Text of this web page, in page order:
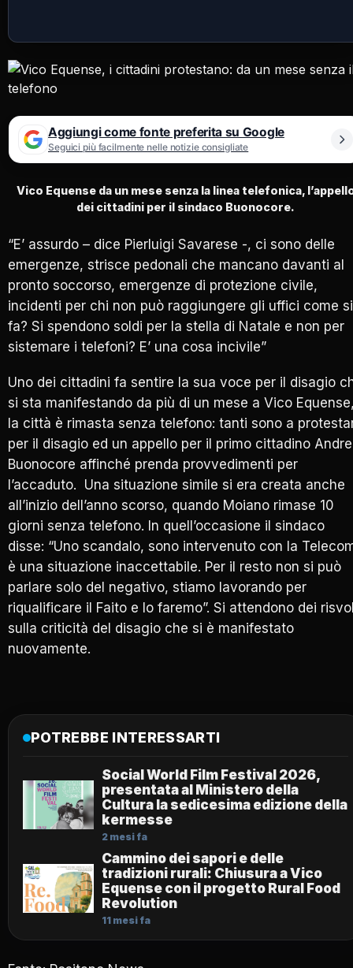
Aggiungi come fonte preferita su Google
Seguici più facilmente nelle notizie consigliate
Vico Equense da un mese senza la linea telefonica,
dei cittadini per il sindaco Buonocore.
“E’ assurdo – dice Pierluigi Savarese -, ci sono delle
emergenze, strisce pedonali che mancano davanti al
pronto soccorso, emergenze di protezione civile,
incidenti per chi non può raggiungere gli uffici come si
fa? Si spendono soldi per la stella di Natale e non per
sistemare i telefoni? E’ una cosa incivile”
Uno dei cittadini fa sentire la sua voce per il disagio
si sta manifestando da più di un mese a Vico
la città è rimasta senza telefono: tanti sono a
per il disagio ed un appello per il primo cittadino
Buonocore affinché prenda provvedimenti per
l’accaduto. Una situazione simile si era creata anche
all’inizio dell’anno scorso, quando Moiano rimase 10
giorni senza telefono. In quell’occasione il sindaco
disse: “Uno scandalo, sono intervenuto con la
è una situazione inaccettabile. Per il resto non si può
parlare solo del negativo, stiamo lavorando per
riqualificare il Faito e lo faremo”. Si attendono dei
sulla criticità del disagio che si è manifestato
nuovamente.
POTREBBE INTERESSARTI
Social World Film Festival 2026,
presentata al Ministero della
Cultura la sedicesima edizione della
kermesse
2 mesi fa
Cammino dei sapori e delle
tradizioni rurali: Chiusura a Vico
Equense con il progetto Rural Food
Revolution
11 mesi fa